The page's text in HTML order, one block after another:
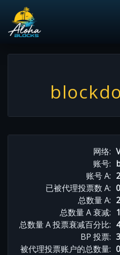
网络:
账号:
账号 A:
已被代理投票数 A: 0
总数量 A:
总数量 A 衰减:
总数量 A 投票衰减百分比:
BP 投票:
被代理投票账户的总数量: 0